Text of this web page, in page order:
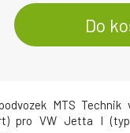
MTS
pro VW Jetta I (typ
Do